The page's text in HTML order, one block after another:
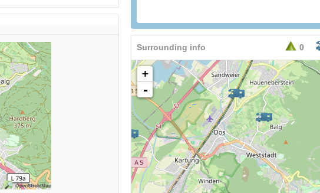
0
Surrounding info
+
-